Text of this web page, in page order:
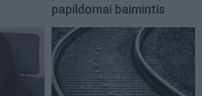
papildomai baimintis